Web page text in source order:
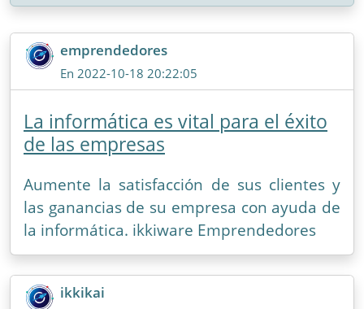
emprendedores
En 2022-10-18 20:22:05
La informática es vital para el éxito
de las empresas
Aumente la satisfacción de sus clientes y
las ganancias de su empresa con ayuda de
la informática. ikkiware Emprendedores
ikkikai